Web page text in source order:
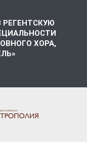
РЕГЕНТСКУЮ
ХОРА,